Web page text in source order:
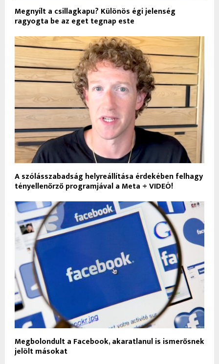
Megnyílt a csillagkapu? Különös égi jelenség
ragyogta be az eget tegnap este
A szólásszabadság helyreállítása érdekében felhagy
tényellenőrző programjával a Meta + VIDEÓ!
Megbolondult a Facebook, akaratlanul is ismerősnek
jelölt másokat